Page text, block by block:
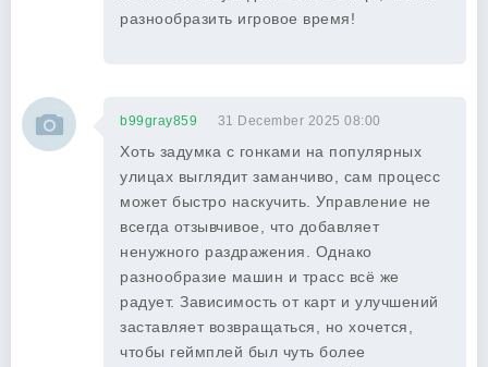
разнообразить игровое время!
b99gray859 31 December 2025 08:00
Хоть задумка с гонками на популярных
улицах выглядит заманчиво, сам процесс
может быстро наскучить. Управление не
всегда отзывчивое, что добавляет
ненужного раздражения. Однако
разнообразие машин и трасс всё же
радует. Зависимость от карт и улучшений
заставляет возвращаться, но хочется,
чтобы геймплей был чуть более